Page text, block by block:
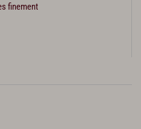
finement